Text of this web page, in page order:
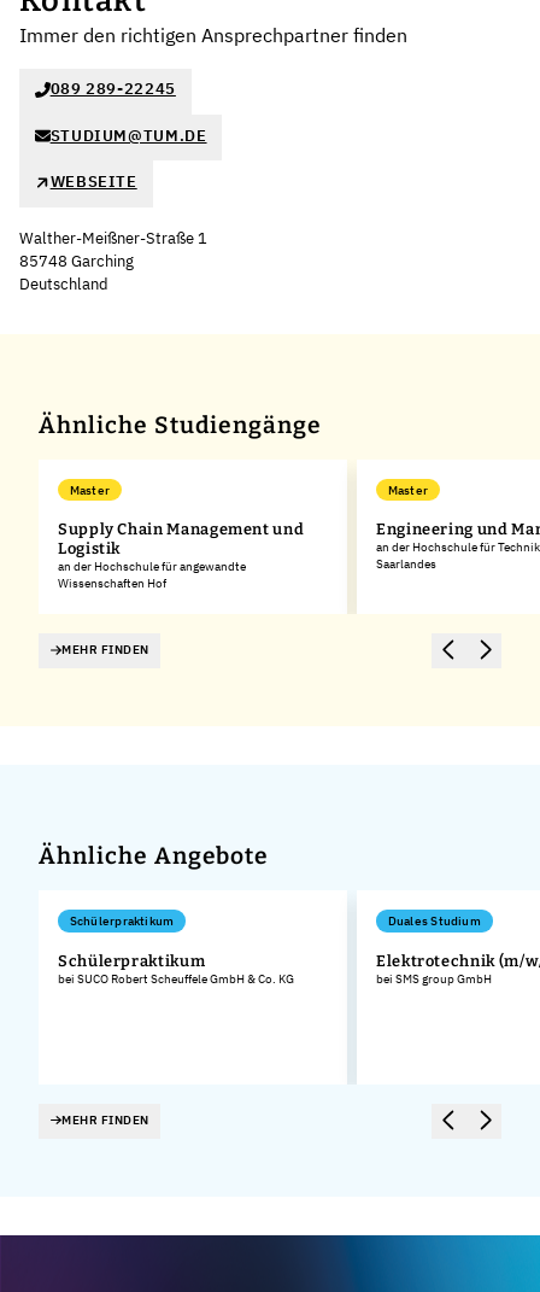
Immer den richtigen Ansprechpartner finden
089 289-22245
STUDIUM@TUM.DE
WEBSEITE
Walther-Meißner-Straße 1
85748 Garching
Deutschland
Ähnliche Studiengänge
Master
Supply Chain Management und
Logistik
an der Hochschule für angewandte
Wissenschaften Hof
Master
Engineering und
an der Hochschule für
Saarlandes
MEHR FINDEN
Ähnliche Angebote
Schülerpraktikum
Schülerpraktikum
bei SUCO Robert Scheuffele GmbH & Co. KG
Duales Studium
Elektrotechnik (m/
bei SMS group GmbH
MEHR FINDEN